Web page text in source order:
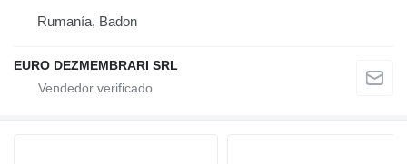
Rumanía, Badon
EURO DEZMEMBRARI SRL